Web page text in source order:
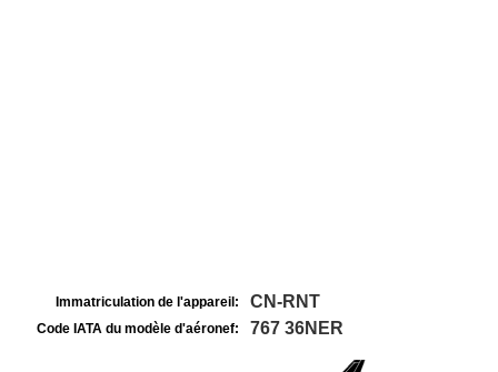
Immatriculation de l'appareil: CN-RNT
Code IATA du modèle d'aéronef: 767 36NER